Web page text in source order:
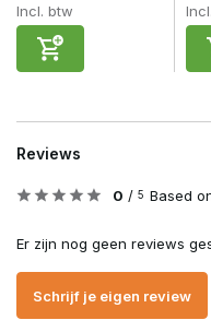
Incl. btw
Reviews
0 / 5 Based
Er zijn nog geen reviews
Schrijf je eigen review